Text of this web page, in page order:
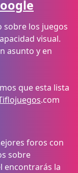
sobre los juegos
visual.
asunto y en
que esta lista
.com
foros con
sobre
encontrarás la